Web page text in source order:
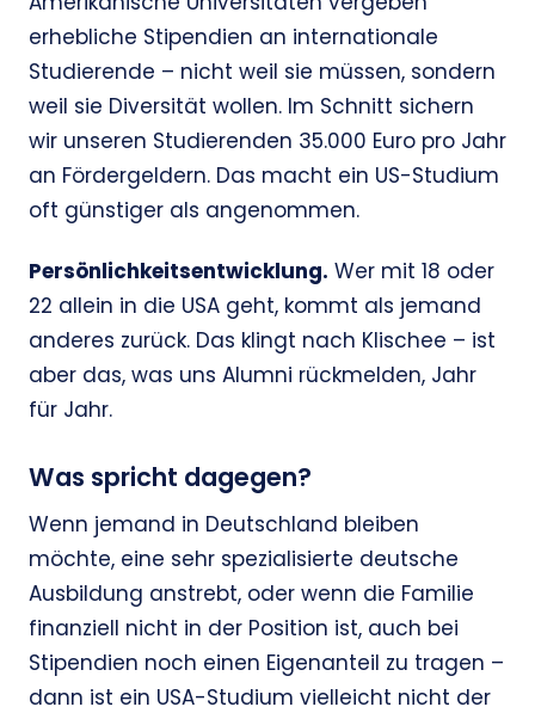
erhebliche Stipendien an internationale
Studierende – nicht weil sie müssen, sondern
weil sie Diversität wollen. Im Schnitt sichern
wir unseren Studierenden 35.000 Euro pro Jahr
an Fördergeldern. Das macht ein US-Studium
oft günstiger als angenommen.
Persönlichkeitsentwicklung. Wer mit 18 oder
22 allein in die USA geht, kommt als jemand
anderes zurück. Das klingt nach Klischee – ist
aber das, was uns Alumni rückmelden, Jahr
für Jahr.
Was spricht dagegen?
Wenn jemand in Deutschland bleiben
möchte, eine sehr spezialisierte deutsche
Ausbildung anstrebt, oder wenn die Familie
finanziell nicht in der Position ist, auch bei
Stipendien noch einen Eigenanteil zu tragen –
dann ist ein USA-Studium vielleicht nicht der